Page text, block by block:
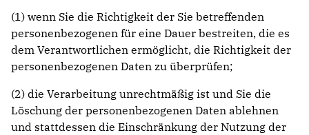
(1) wenn Sie die Richtigkeit der Sie betreffenden
personenbezogenen für eine Dauer bestreiten, die es
dem Verantwortlichen ermöglicht, die Richtigkeit der
personenbezogenen Daten zu überprüfen;
(2) die Verarbeitung unrechtmäßig ist und Sie die
Löschung der personenbezogenen Daten ablehnen
und stattdessen die Einschränkung der Nutzung der